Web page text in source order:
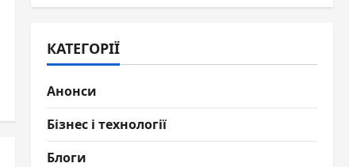
КАТЕГОРІЇ
Анонси
Бізнес і технології
Блоги